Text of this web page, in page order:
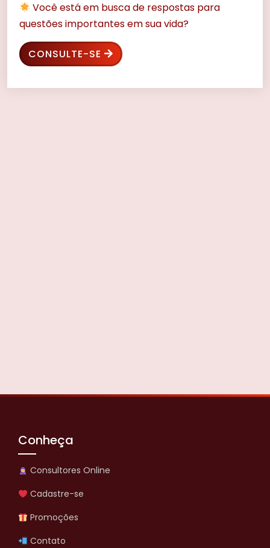
Você está em busca de respostas para
questões importantes em sua vida?
CONSULTE-SE
Conheça
Consultores Online
Cadastre-se
Promoções
Contato